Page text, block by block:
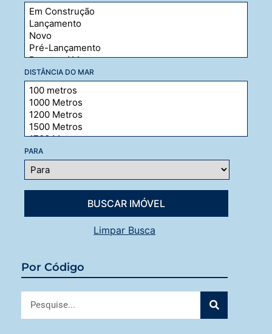
DISTÂNCIA DO MAR
PARA
Limpar Busca
Por Código